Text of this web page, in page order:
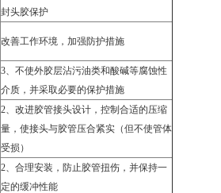
封头胶保护
改善工作环境，加强防护措施
3、不使外胶层沾污油类和酸碱等腐蚀性
介质，并采取必要的保护措施
2、改进胶管接头设计，控制合适的压缩
量，使接头与胶管压合紧实（但不使管体
受损）
2、合理安装，防止胶管扭伤，并保持一
定的缓冲性能